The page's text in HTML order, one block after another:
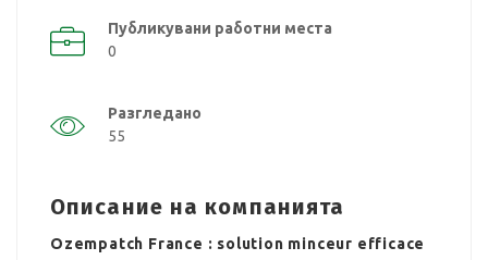
Публикувани работни места
0
Разгледано
55
Описание на компанията
Ozempatch France : solution minceur efficace